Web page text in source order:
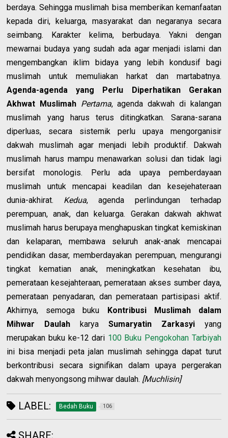
berdaya. Sehingga muslimah bisa memberikan kemanfaatan
kepada diri, keluarga, masyarakat dan negaranya secara
seimbang. Karakter kelima, berbudaya. Yakni dengan
mewarnai budaya yang sudah ada agar menjadi islami dan
mengembangkan iklim bidaya yang lebih kondusif bagi
muslimah untuk memuliakan harkat dan martabatnya.
Agenda-agenda yang Perlu Diperhatikan Gerakan
Akhwat Muslimah Pertama, agenda dakwah di kalangan
muslimah yang harus terus ditingkatkan. Sarana-sarana
diperluas, secara sistemik perlu upaya mengorganisir
dakwah muslimah agar menjadi lebih produktif. Dakwah
muslimah harus mampu menawarkan solusi dan tidak lagi
bersifat monologis. Perlu ada upaya pemberdayaan
muslimah untuk mencapai keadilan dan kesejehateraan
dunia-akhirat. Kedua, agenda perlindungan terhadap
perempuan, anak, dan keluarga. Gerakan dakwah akhwat
muslimah harus berupaya menghapuskan tingkat kemiskinan
dan kelaparan, membawa seluruh anak-anak mencapai
pendidikan dasar, memberdayakan perempuan, mengurangi
tingkat kematian anak, meningkatkan kesehatan ibu,
pemerataan kesejahteraan, pemerataan akses sumber daya,
pemerataan penyadaran, dan pemerataan partisipasi aktif.
Akhirnya, semoga buku Kontribusi Muslimah dalam
Mihwar Daulah karya Sumaryatin Zarkasyiyang
merupakan buku ke-12 dari 100 Buku Pengokohan Tarbiyah
ini bisa menjadi peta jalan muslimah sehingga dapat turut
berkontribusi secara signifikan dalam upaya pergerakan
dakwah menyongsong mihwar daulah. [Muchlisin]
LABEL: Bedah Buku 106
SHARE: